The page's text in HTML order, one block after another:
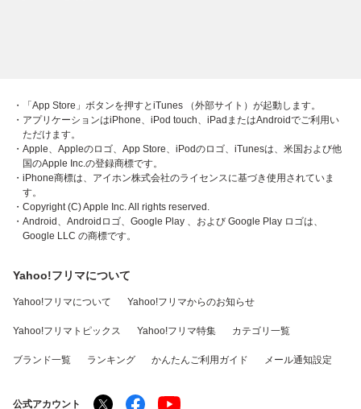
・「App Store」ボタンを押すとiTunes （外部サイト）が起動します。
・アプリケーションはiPhone、iPod touch、iPadまたはAndroidでご利用い
ただけます。
・Apple、Appleのロゴ、App Store、iPodのロゴ、iTunesは、米国および他
国のApple Inc.の登録商標です。
・iPhone商標は、アイホン株式会社のライセンスに基づき使用されていま
す。
・Copyright (C) Apple Inc. All rights reserved.
・Android、Androidロゴ、Google Play 、および Google Play ロゴは、
Google LLC の商標です。
Yahoo!フリマについて
Yahoo!フリマについて Yahoo!フリマからのお知らせ
Yahoo!フリマトピックス Yahoo!フリマ特集 カテゴリ一覧
ブランド一覧 ランキング かんたんご利用ガイド メール通知設定
公式アカウント